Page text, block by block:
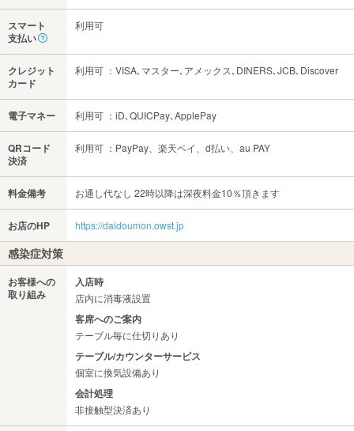
スマート
支払い
利用可
クレジット
カード
利用可 ：VISA､マスター､アメックス､DINERS､JCB､Discover
電子マネー 利用可 ：iD､QUICPay､ApplePay
QRコード
決済
利用可 ：PayPay、楽天ペイ、d払い、au PAY
料金備考 お通し代なし 22時以降は深夜料金10％頂きます
お店のHP https://daidoumon.owst.jp
感染症対策
お客様への
取り組み
入店時
店内に消毒液設置
客席へのご案内
テーブル毎に仕切りあり
テーブル/カウンターサービス
個室に換気設備あり
会計処理
非接触型決済あり